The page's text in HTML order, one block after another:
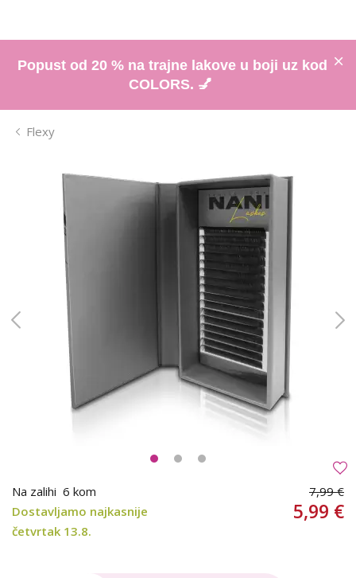
Popust od 20 % na trajne lakove u boji uz kod
COLORS. 💅
Flexy
Na zalihi 6 kom
Dostavljamo najkasnije
četvrtak 13.8.
7,99 €
5,99 €